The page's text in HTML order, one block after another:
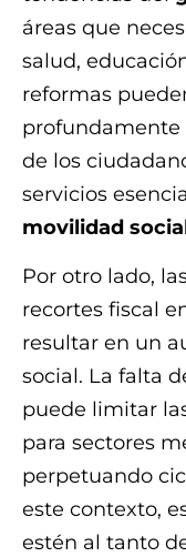
áreas que
salud,
reformas
profundamente
de los
servicios
movilidad
Por otro lado,
recortes fiscal
resultar en un
social. La falta
puede limitar
para sectores
perpetuando
este contexto,
estén al tanto